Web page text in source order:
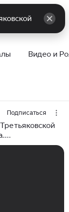
Видео и
Подписаться